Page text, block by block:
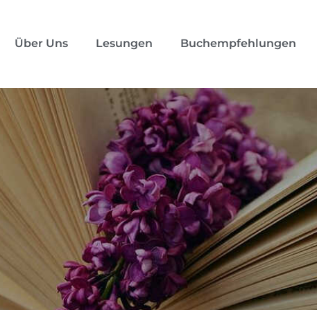
Über Uns Lesungen Buchempfehlungen